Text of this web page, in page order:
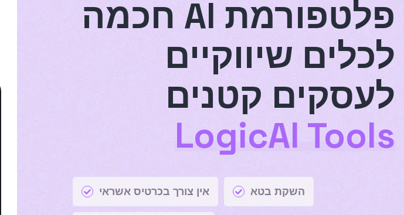
פלטפורמת AI חכמה
לכלים שיווקיים
לעסקים קטנים
LogicAI Tools
אין צורך בכרטיס אשראי השקת בטא